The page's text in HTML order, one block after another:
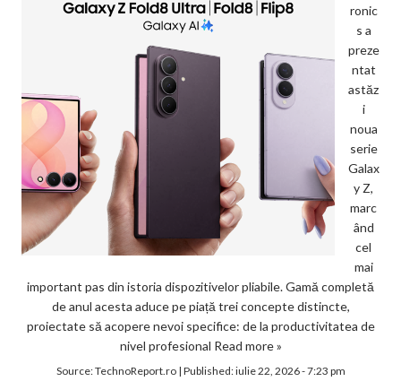
ronic
s a
preze
ntat
astăz
i
noua
serie
Galax
y Z,
marc
ând
cel
mai
important pas din istoria dispozitivelor pliabile. Gamă completă
de anul acesta aduce pe piață trei concepte distincte,
proiectate să acopere nevoi specifice: de la productivitatea de
nivel profesional Read more »
Source:TechnoReport.ro| Published:iulie 22, 2026 - 7:23 pm